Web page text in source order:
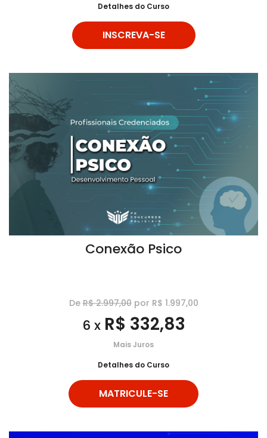
Detalhes do Curso
INSCREVA-SE
Conexão Psico
DeR$ 2.997,00por R$ 1.997,00
6 x R$ 332,83
Mais Juros
Detalhes do Curso
MATRICULE-SE